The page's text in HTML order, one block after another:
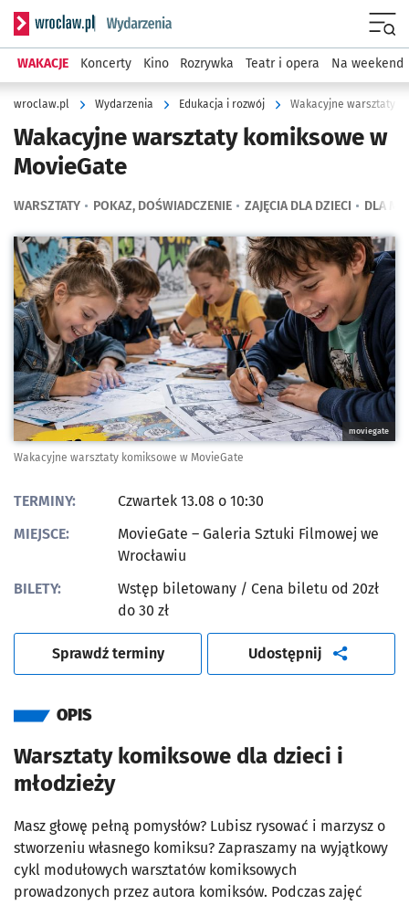
Serwis informacyjny wroclaw.pl podserwis: Wydarzenia
WAKACJE Koncerty Kino Rozrywka Teatr i opera Na weekend
wroclaw.pl Wydarzenia Edukacja i rozwój Wakacyjne warsztaty
Wakacyjne warsztaty komiksowe w
MovieGate
WARSZTATY POKAZ, DOŚWIADCZENIE ZAJĘCIA DLA DZIECI DLA
Kliknij, aby powiększyć
moviegate
Wakacyjne warsztaty komiksowe w MovieGate
TERMINY:
Czwartek 13.08 o 10:30
MIEJSCE:
MovieGate – Galeria Sztuki Filmowej we
Wrocławiu
BILETY:
Wstęp biletowany / Cena biletu od 20zł
do 30 zł
Sprawdź terminy Udostępnij artykuł
OPIS
Warsztaty komiksowe dla dzieci i
młodzieży
Masz głowę pełną pomysłów? Lubisz rysować i marzysz o
stworzeniu własnego komiksu? Zapraszamy na wyjątkowy
cykl modułowych warsztatów komiksowych
prowadzonych przez autora komiksów. Podczas zajęć